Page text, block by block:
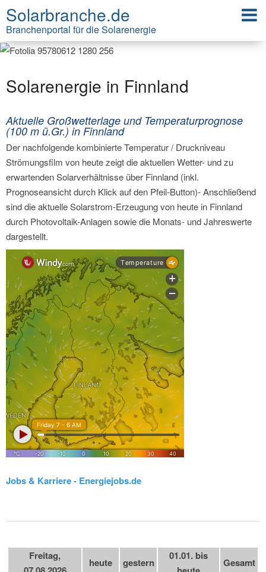
Solarbranche.de
Branchenportal für die Solarenergie
Solarenergie in Finnland
Aktuelle Großwetterlage und Temperaturprognose
(100 m ü.Gr.) in Finnland
Der nachfolgende kombinierte Temperatur / Druckniveau
Strömungsfilm von heute zeigt die aktuellen Wetter- und zu
erwartenden Solarverhältnisse über Finnland (inkl.
Prognoseansicht durch Klick auf den Pfeil-Button)- Anschließend
sind die aktuelle Solarstrom-Erzeugung von heute in Finnland
durch Photovoltaik-Anlagen sowie die Monats- und Jahreswerte
dargestellt.
Jobs & Karriere - Energiejobs.de
Freitag,
heute gestern
01.01. bis
Gesamt